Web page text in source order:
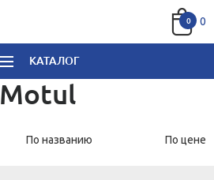
0 0
КАТАЛОГ
Motul
По названию По цене